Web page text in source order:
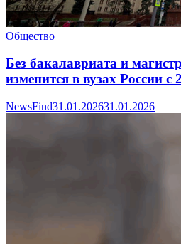
Общество
Без бакалавриата и
изменится в вузах России с
NewsFind31.01.202631.01.2026